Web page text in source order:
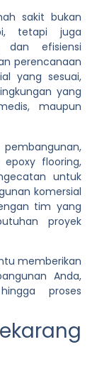
sakit bukan
tetapi juga
dan efisiensi
perencanaan
yang sesuai,
yang
maupun
epoxy flooring,
untuk
komersial
tim yang
proyek
memberikan
Anda,
proses